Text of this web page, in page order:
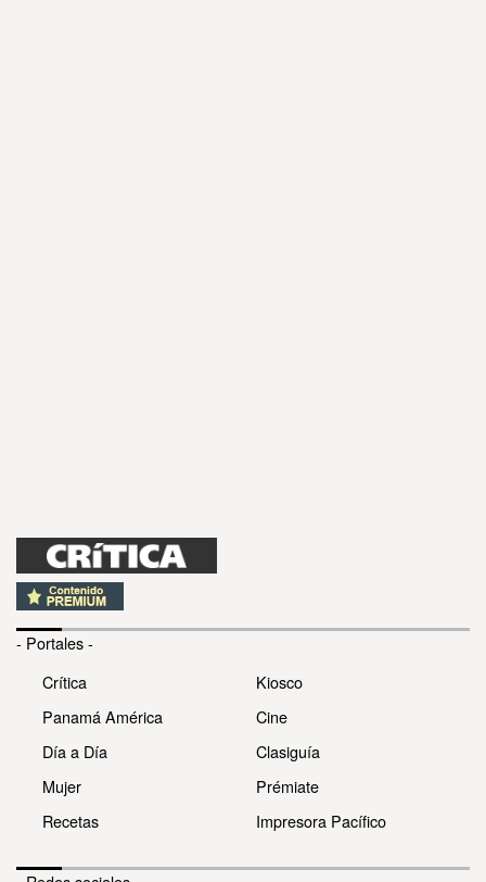
- Portales -
Crítica
Panamá América
Día a Día
Mujer
Recetas
Kiosco
Cine
Clasiguía
Prémiate
Impresora Pacífico